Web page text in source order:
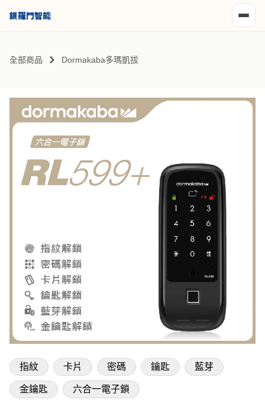
鎖羅門智能
全部商品 Dormakaba多瑪凱拔
指紋 卡片 密碼 鑰匙 藍芽
金鑰匙 六合一電子鎖